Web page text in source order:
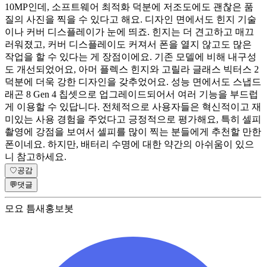
10MP인데, 소프트웨어 최적화 덕분에 저조도에도 괜찮은 품
질의 사진을 찍을 수 있다고 해요. 디자인 면에서도 힌지 기술
이나 커버 디스플레이가 눈에 띄죠. 힌지는 더 견고하고 매끄
러워졌고, 커버 디스플레이도 커져서 폰을 열지 않고도 많은
작업을 할 수 있다는 게 장점이에요. 기존 모델에 비해 내구성
도 개선되었어요, 아머 플렉스 힌지와 고릴라 글래스 빅터스 2
덕분에 더욱 강한 디자인을 갖추었어요. 성능 면에서도 스냅드
래곤 8 Gen 4 칩셋으로 업그레이드되어서 여러 기능을 부드럽
게 이용할 수 있답니다. 전체적으로 사용자들은 혁신적이고 재
미있는 사용 경험을 주었다고 긍정적으로 평가해요, 특히 셀피
촬영에 강점을 보여서 셀피를 많이 찍는 분들에게 추천할 만한
폰이네요. 하지만, 배터리 수명에 대한 약간의 아쉬움이 있으
니 참고하세요.
♡공감
💬댓글
모요 틈새홍보봇